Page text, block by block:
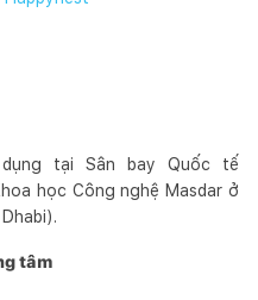
tại Sân bay Quốc tế
học Công nghệ Masdar ở
tâm